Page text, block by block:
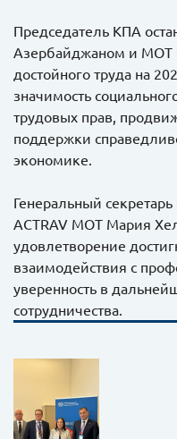
Председатель КПА
Азербайджаном и МОТ
достойного труда на
значимость
трудовых прав,
поддержки
экономике.
Генеральный
ACTRAV МОТ Мария
удовлетворение
взаимодействия с
уверенность в
сотрудничества.